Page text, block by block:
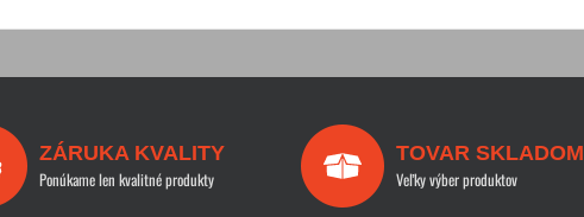
ZÁRUKA KVALITY
Ponúkame len kvalitné produkty
TOVAR SKLADOM
Veľky výber produktov